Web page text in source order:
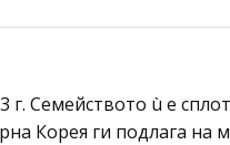
Семейството ù е
Корея ги подлага на